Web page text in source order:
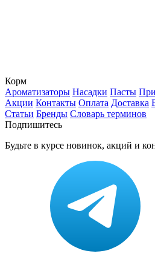
Корм
Ароматизаторы Насадки Пасты
Акции Контакты Оплата Доставка
Статьи Бренды Словарь терминов
Подпишитесь
Будьте в курсе новинок, акций и